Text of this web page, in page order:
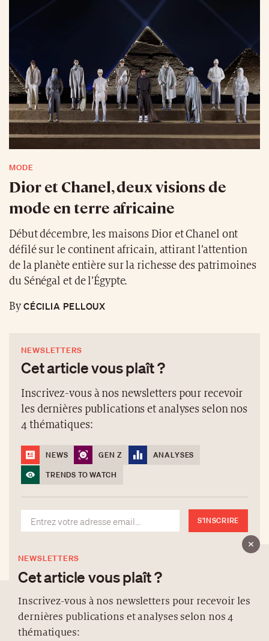
MODE
Dior et Chanel, deux visions de
mode en terre africaine
Début décembre, les maisons Dior et Chanel ont
défilé sur le continent africain, attirant l’attention
de la planète entière sur la richesse des patrimoines
du Sénégal et de l’Égypte.
ByCÉCILIA PELLOUX
NEWSLETTERS
Cet article vous plaît ?
Inscrivez-vous à nos newsletters pour recevoir
les dernières publications et analyses selon nos
4 thématiques:
NEWS GEN Z
ANALYSES
TRENDS TO WATCH
S'INSCRIRE
NEWSLETTERS
Cet article vous plaît ?
Inscrivez-vous à nos newsletters pour recevoir les
dernières publications et analyses selon nos 4
thématiques:
À PROPOS